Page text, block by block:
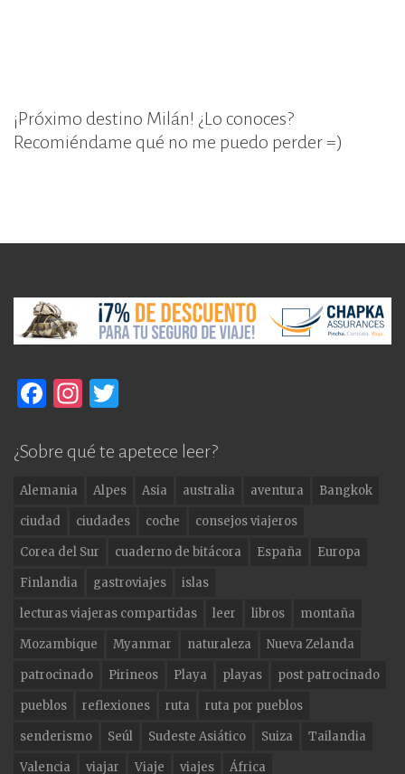
¡Próximo destino Milán! ¿Lo conoces?
Recomiéndame qué no me puedo perder =)
F
c
e
b
o
o
k
In
a
g
ra
m
it
te
r
¿Sobre qué te apetece leer?
Alemania Alpes Asia australia aventura
Bangkok
ciudad
ciudades coche
consejos viajeros
Corea del Sur
cuaderno de bitácora España
Europa
Finlandia
gastroviajes
islas
lecturas viajeras compartidas
leer libros
montaña
Mozambique
Myanmar naturaleza
Nueva Zelanda
patrocinado
Pirineos Playa playas
post patrocinado
pueblos
reflexiones ruta
ruta por pueblos
senderismo
Seúl Sudeste Asiático Suiza
Tailandia
Valencia
viajar Viaje viajes África